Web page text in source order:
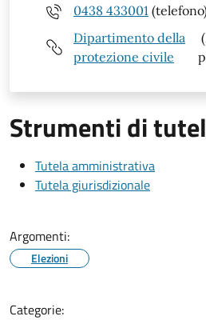
0438 433001
Dipartimento della
protezione civile
Strumenti di
Tutela amministrativa
Tutela giurisdizionale
Argomenti:
Elezioni
Categorie: